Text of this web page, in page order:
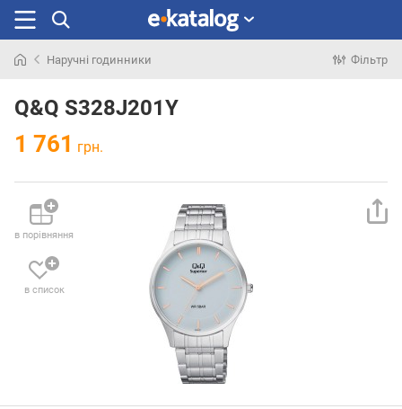
раніше
Наручні годинники Фільтр
Q&Q S328J201Y
1 761 грн.
в порівняння
в список